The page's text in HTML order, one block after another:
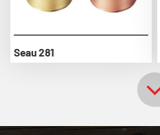
Seau 281